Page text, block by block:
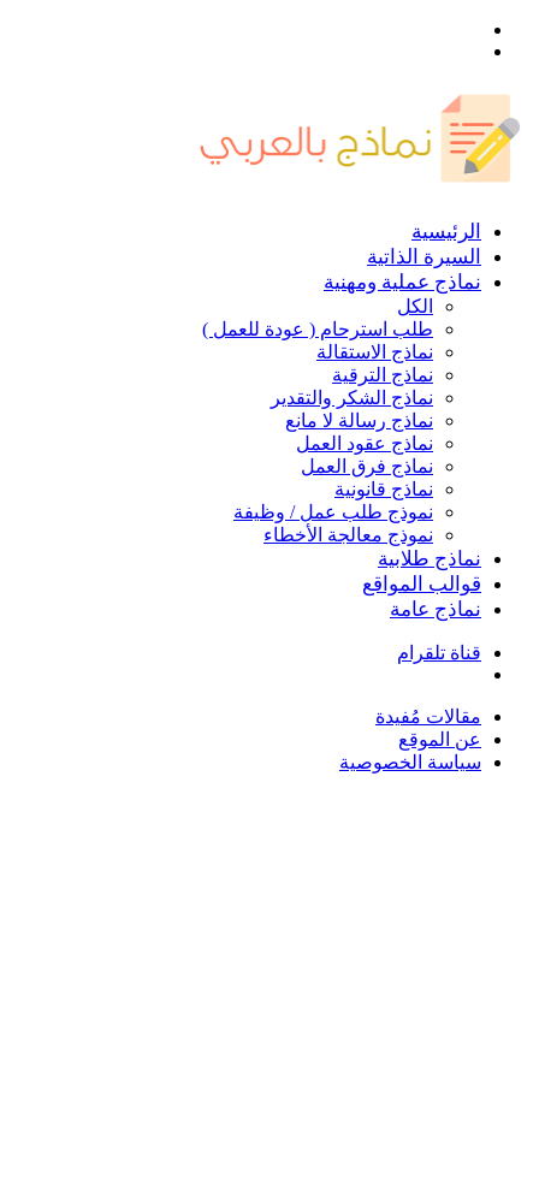
الرئيسية
السيرة الذاتية
نماذج عملية ومهنية
الكل
طلب استرحام ( عودة للعمل )
نماذج الاستقالة
نماذج الترقية
نماذج الشكر والتقدير
نماذج رسالة لا مانع
نماذج عقود العمل
نماذج فرق العمل
نماذج قانونية
نموذج طلب عمل / وظيفة
نموذج معالجة الأخطاء
نماذج طلابية
قوالب المواقع
نماذج عامة
قناة تلقرام
مقالات مُفيدة
عن الموقع
سياسة الخصوصية